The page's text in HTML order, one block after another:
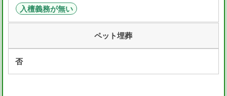
入檀義務が無い
ペット埋葬
否